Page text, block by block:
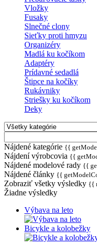
Vložky
Fusaky
Slnečné clony
Sieťky proti hmyzu
Organizéry
Madlá ku kočíkom
Adaptéry
Prídavné sedadlá
Štipce na kočíky
Rukávniky
Striešky ku kočíkom
Deky
Nájdené kategórie {{
Nájdení výrobcovia {{
Nájdené modelové rady {{
Nájdené články {{
Zobraziť všetky výsledky {{
Žiadne výsledky
Výbava na leto
Bicykle a kolobežky